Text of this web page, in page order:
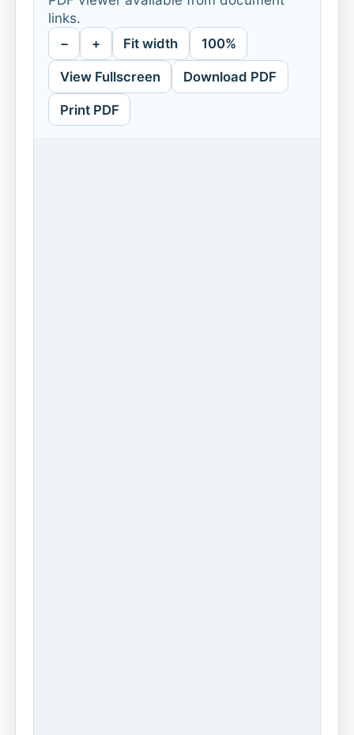
links.
− + Fit width 100%
View Fullscreen Download PDF
Print PDF